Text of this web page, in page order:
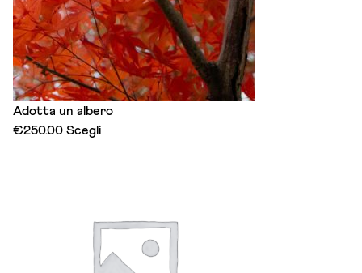
Adotta un albero
€250.00 ScegliThis
The
options
may